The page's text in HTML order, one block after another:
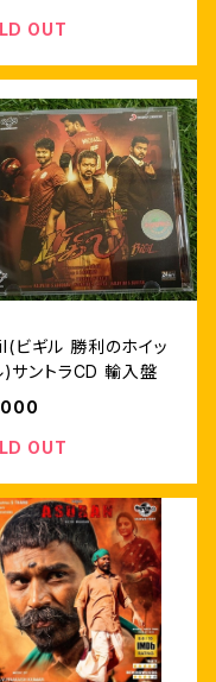
OUT
ビギル 勝利のホイッ
)サントラCD 輸入盤
OUT